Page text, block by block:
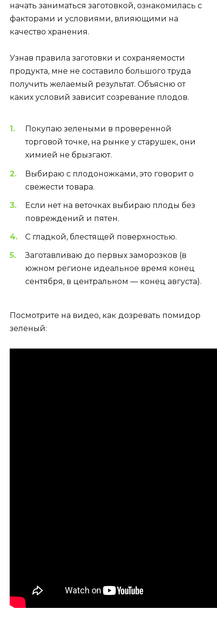
начать заниматься заготовкой, ознакомилась с
факторами и условиями, влияющими на
качество хранения.
Узнав правила заготовки и сохраняемости
продукта, мне не составило большого труда
получить желаемый результат. Объясню от
каких условий зависит созревание плодов.
Покупаю зелеными в проверенной
торговой точке, на рынке у старушек, они
химией не брызгают.
Выбираю с плодоножками, это говорит о
свежести товара.
Если нет на веточках выбираю плоды без
повреждений и пятен.
С гладкой, блестящей поверхностью.
Заготавливаю до первых заморозков (в
южном регионе идеальное время конец
сентября, в центральном — конец августа).
Посмотрите на видео, как дозревать помидор
зеленый: